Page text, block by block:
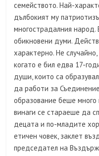
семейството. Най-
дълбокият му
многострадалния
обикновени думи.
характерно. Не
когато е бил едва 17-
души, които са
да работи за
образование беше много
винаги се стараеше да
децата и по-младите
етичен човек, заклет
председател на